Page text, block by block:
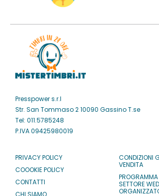
Presspower s.r.l
Str. San Tommaso 2 10090 Gassino T.se
Tel: 011.5785248
P.IVA 09425980019
PRIVACY POLICY
COOOKIE POLICY
CONTATTI
CHI SIAMO
CONDIZIONI
VENDITA
PROGRAMMA
SETTORE